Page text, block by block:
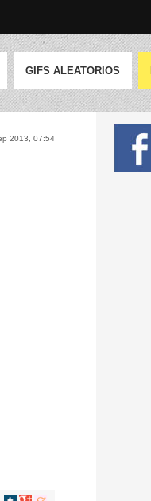
GIFS ALEATORIOS
2013, 07:54